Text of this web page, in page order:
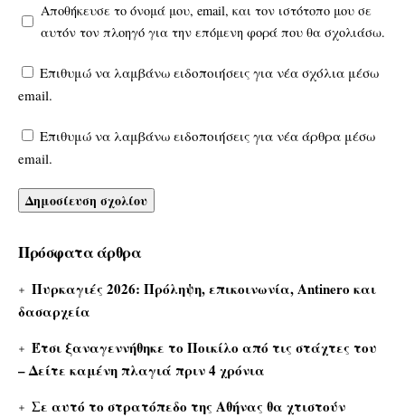
Αποθήκευσε το όνομά μου, email, και τον ιστότοπο μου σε
αυτόν τον πλοηγό για την επόμενη φορά που θα σχολιάσω.
Επιθυμώ να λαμβάνω ειδοποιήσεις για νέα σχόλια μέσω
email.
Επιθυμώ να λαμβάνω ειδοποιήσεις για νέα άρθρα μέσω
email.
Πρόσφατα άρθρα
Πυρκαγιές 2026: Πρόληψη, επικοινωνία, Antinero και
δασαρχεία
Έτσι ξαναγεννήθηκε το Ποικίλο από τις στάχτες του
– Δείτε καμένη πλαγιά πριν 4 χρόνια
Σε αυτό το στρατόπεδο της Αθήνας θα χτιστούν